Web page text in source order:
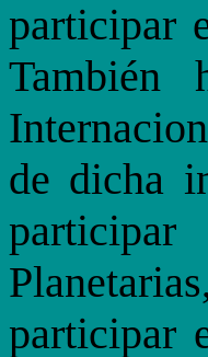
participar
También
de dicha
participar